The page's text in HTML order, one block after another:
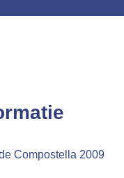
Compostella 2009